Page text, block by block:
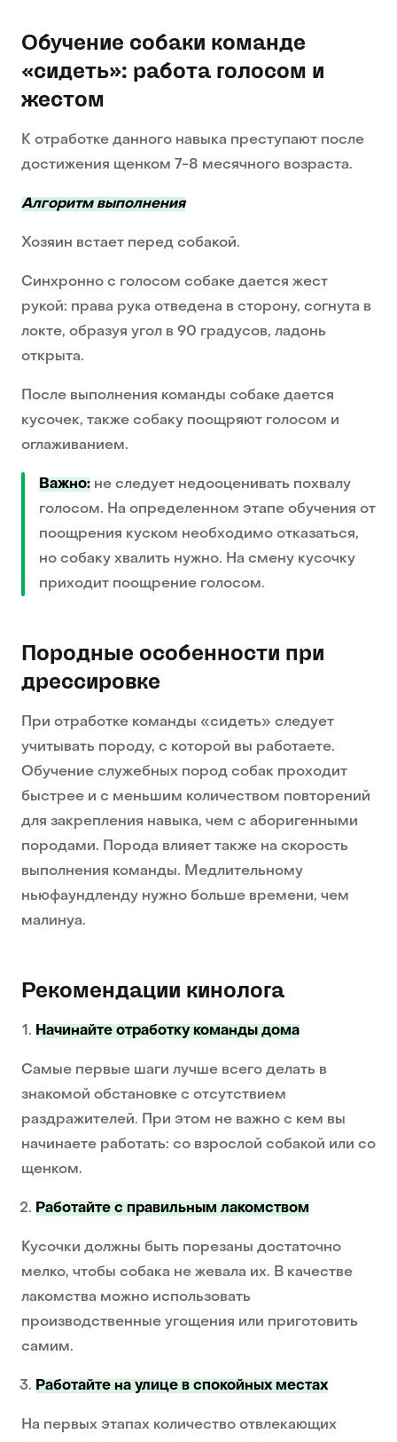
Обучение собаки команде
«сидеть»: работа голосом и
жестом
К отработке данного навыка преступают после
достижения щенком 7-8 месячного возраста.
Алгоритм выполнения
Хозяин встает перед собакой.
Синхронно с голосом собаке дается жест
рукой: права рука отведена в сторону, согнута в
локте, образуя угол в 90 градусов, ладонь
открыта.
После выполнения команды собаке дается
кусочек, также собаку поощряют голосом и
оглаживанием.
Важно: не следует недооценивать похвалу
голосом. На определенном этапе обучения от
поощрения куском необходимо отказаться,
но собаку хвалить нужно. На смену кусочку
приходит поощрение голосом.
Породные особенности при
дрессировке
При отработке команды «сидеть» следует
учитывать породу, с которой вы работаете.
Обучение служебных пород собак проходит
быстрее и с меньшим количеством повторений
для закрепления навыка, чем с аборигенными
породами. Порода влияет также на скорость
выполнения команды. Медлительному
ньюфаундленду нужно больше времени, чем
малинуа.
Рекомендации кинолога
Начинайте отработку команды дома
Самые первые шаги лучше всего делать в
знакомой обстановке с отсутствием
раздражителей. При этом не важно с кем вы
начинаете работать: со взрослой собакой или со
щенком.
Работайте с правильным лакомством
Кусочки должны быть порезаны достаточно
мелко, чтобы собака не жевала их. В качестве
лакомства можно использовать
производственные угощения или приготовить
самим.
Работайте на улице в спокойных местах
На первых этапах количество отвлекающих